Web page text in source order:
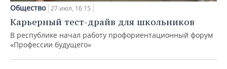
Общество 27 июл, 16:15
Карьерный тест-драйв для школьников
В республике начал работу профориентационный форум
«Профессии будущего»